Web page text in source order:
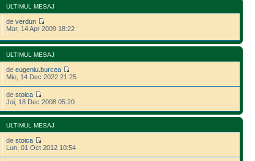
ULTIMUL MESAJ
deverdun
Mar, 14 Apr 2009 18:22
ULTIMUL MESAJ
deeugeniu.burcea
Mie, 14 Dec 2022 21:25
destoica
Joi, 18 Dec 2008 05:20
ULTIMUL MESAJ
destoica
Lun, 01 Oct 2012 10:54